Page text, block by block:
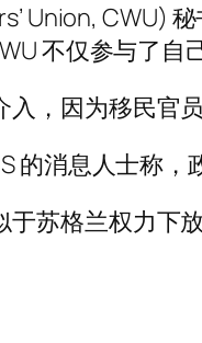
Union, CWU)
不仅参与了自
，因为移民官
消息人士称，
苏格兰权力下